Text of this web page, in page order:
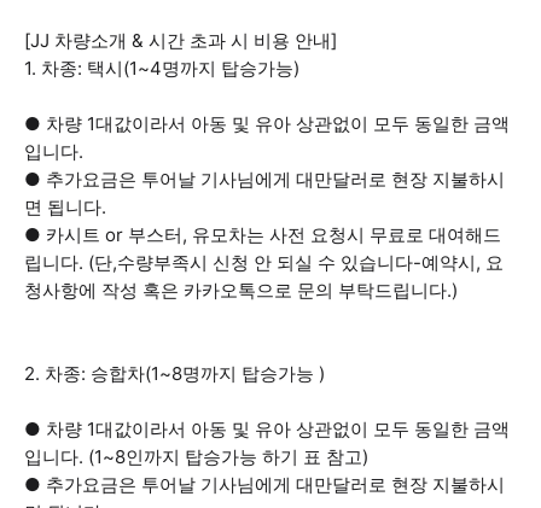
[JJ 차량소개 & 시간 초과 시 비용 안내]
1. 차종: 택시(1~4명까지 탑승가능)
● 차량 1대값이라서 아동 및 유아 상관없이 모두 동일한 금액
입니다.
● 추가요금은 투어날 기사님에게 대만달러로 현장 지불하시
면 됩니다.
● 카시트 or 부스터, 유모차는 사전 요청시 무료로 대여해드
립니다. (단,수량부족시 신청 안 되실 수 있습니다-예약시, 요
청사항에 작성 혹은 카카오톡으로 문의 부탁드립니다.)
2. 차종: 승합차(1~8명까지 탑승가능 )
● 차량 1대값이라서 아동 및 유아 상관없이 모두 동일한 금액
입니다. (1~8인까지 탑승가능 하기 표 참고)
● 추가요금은 투어날 기사님에게 대만달러로 현장 지불하시